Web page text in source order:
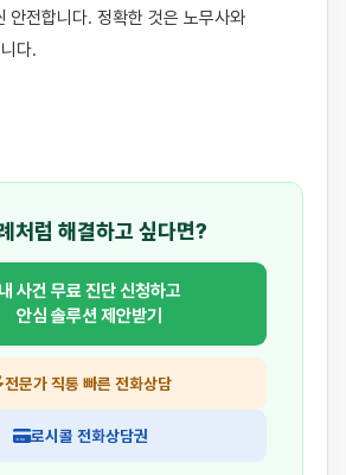
안전합니다. 정확한 것은 노무사와
다.
처럼 해결하고 싶다면?
내 사건 무료 진단 신청하고
안심 솔루션 제안받기
전문가 직통 빠른 전화상담
로시콜 전화상담권